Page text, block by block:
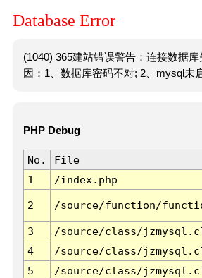
Database Error
(1040) 365建站错误警告：连接数据
因：1、数据库密码不对; 2、mysql未
PHP Debug
No. File
1
/index.php
2 /source/function/
3 /source/class/
4
/source/class/
5
/source/class/